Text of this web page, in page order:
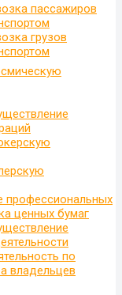
пассажиров
грузов
профессиональных
ценных бумаг
по
владельцев